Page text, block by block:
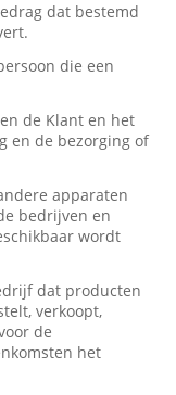
dat bestemd
die een
de Klant en het
en de bezorging of
apparaten
bedrijven en
wordt
dat producten
verkoopt,
de
het